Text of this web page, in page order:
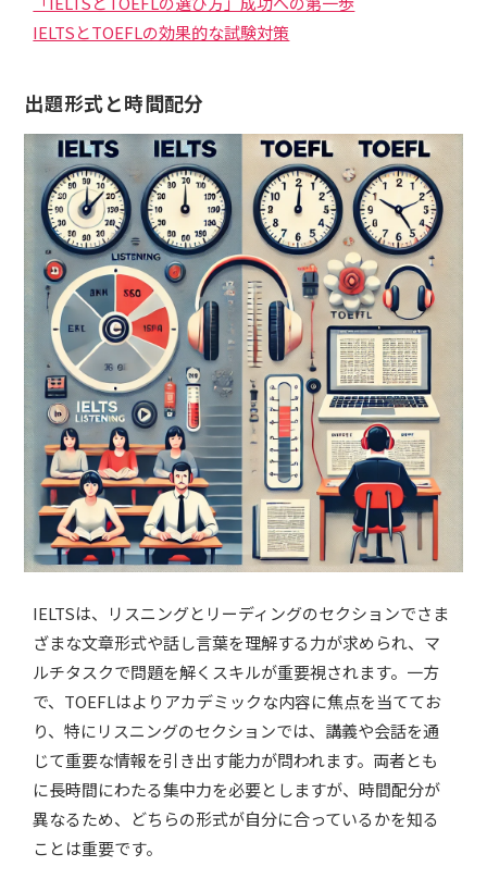
IELTSとTOEFLの効果的な試験対策
出題形式と時間配分
IELTSは、リスニングとリーディングのセクションでさま
ざまな文章形式や話し言葉を理解する力が求められ、マ
ルチタスクで問題を解くスキルが重要視されます。一方
で、TOEFLはよりアカデミックな内容に焦点を当ててお
り、特にリスニングのセクションでは、講義や会話を通
じて重要な情報を引き出す能力が問われます。両者とも
に長時間にわたる集中力を必要としますが、時間配分が
異なるため、どちらの形式が自分に合っているかを知る
ことは重要です。